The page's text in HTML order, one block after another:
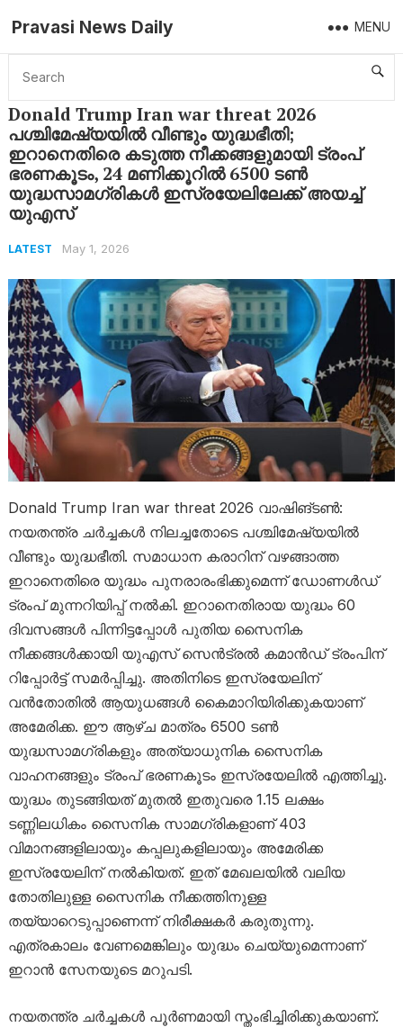
Pravasi News Daily MENU
Home Latest Donald Trump Iran war threat 2026 പശ്ചിമേഷ്യയിൽ വീണ്ടും യുദ്ധഭീതി; ഇറാനെതിരെ കടുത്ത നീക്കങ്ങളുമായി ട്രംപ് ഭരണകൂടം, 24 മണിക്കൂറിൽ 6500 ടണ്‍ യുദ്ധസാമഗ്രികൾ ഇസ്രയേലിലേക്ക് അയച്ച് യുഎസ്
Donald Trump Iran war threat 2026
പശ്ചിമേഷ്യയിൽ വീണ്ടും യുദ്ധഭീതി;
ഇറാനെതിരെ കടുത്ത നീക്കങ്ങളുമായി ട്രംപ്
ഭരണകൂടം, 24 മണിക്കൂറിൽ 6500 ടണ്‍
യുദ്ധസാമഗ്രികൾ ഇസ്രയേലിലേക്ക് അയച്ച്
യുഎസ്
LATEST May 1, 2026
Donald Trump Iran war threat 2026 വാഷിങ്ടണ്‍:
നയതന്ത്ര ചർച്ചകൾ നിലച്ചതോടെ പശ്ചിമേഷ്യയിൽ
വീണ്ടും യുദ്ധഭീതി. സമാധാന കരാറിന് വഴങ്ങാത്ത
ഇറാനെതിരെ യുദ്ധം പുനരാരംഭിക്കുമെന്ന് ഡോണൾഡ്
ട്രംപ് മുന്നറിയിപ്പ് നൽകി. ഇറാനെതിരായ യുദ്ധം 60
ദിവസങ്ങൾ പിന്നിട്ടപ്പോൾ പുതിയ സൈനിക
നീക്കങ്ങൾക്കായി യുഎസ് സെൻട്രൽ കമാൻഡ് ട്രംപിന്
റിപ്പോർട്ട് സമർപ്പിച്ചു. അതിനിടെ ഇസ്രയേലിന്
വൻതോതിൽ ആയുധങ്ങൾ കൈമാറിയിരിക്കുകയാണ്
അമേരിക്ക. ഈ ആഴ്ച മാത്രം 6500 ടൺ
യുദ്ധസാമഗ്രികളും അത്യാധുനിക സൈനിക
വാഹനങ്ങളും ട്രംപ് ഭരണകൂടം ഇസ്രയേലിൽ എത്തിച്ചു.
യുദ്ധം തുടങ്ങിയത് മുതൽ ഇതുവരെ 1.15 ലക്ഷം
ടണ്ണിലധികം സൈനിക സാമഗ്രികളാണ് 403
വിമാനങ്ങളിലായും കപ്പലുകളിലായും അമേരിക്ക
ഇസ്രയേലിന് നൽകിയത്. ഇത് മേഖലയിൽ വലിയ
തോതിലുള്ള സൈനിക നീക്കത്തിനുള്ള
തയ്യാറെടുപ്പാണെന്ന് നിരീക്ഷകർ കരുതുന്നു.
എത്രകാലം വേണമെങ്കിലും യുദ്ധം ചെയ്യുമെന്നാണ്
ഇറാൻ സേനയുടെ മറുപടി.
നയതന്ത്ര ചർച്ചകൾ പൂർണമായി സ്തംഭിച്ചിരിക്കുകയാണ്.